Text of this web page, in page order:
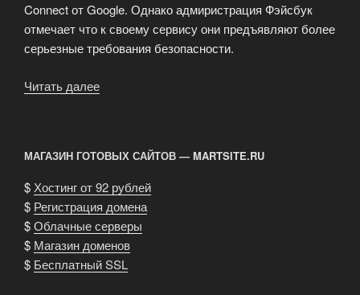
Connect от Google. Однако адмиристрация Фэйсбук
отмечает что к своему сервису они предъявляют более
серьезные требования безопасности.
Читать далее
МАГАЗИН ГОТОВЫХ САЙТОВ — MARTSITE.RU
$ Хостинг от 92 рублей
$ Регистрация домена
$Облачные серверы
$ Магазин доменов
$ Бесплатный SSL